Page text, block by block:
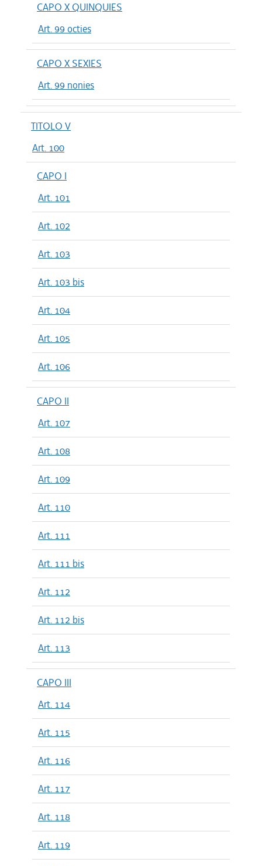
CAPO X QUINQUIES
Art. 99 octies
CAPO X SEXIES
Art. 99 nonies
TITOLO V
Art. 100
CAPO I
Art. 101
Art. 102
Art. 103
Art. 103 bis
Art. 104
Art. 105
Art. 106
CAPO II
Art. 107
Art. 108
Art. 109
Art. 110
Art. 111
Art. 111 bis
Art. 112
Art. 112 bis
Art. 113
CAPO III
Art. 114
Art. 115
Art. 116
Art. 117
Art. 118
Art. 119